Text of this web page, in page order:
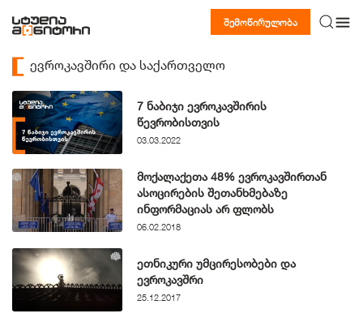
შემოწირულობა
ევროკავშირი და საქართველო
7 ნაბიჯი ევროკავშირის
წევრობისთვის￼
03.03.2022
მოქალაქეთა 48% ევროკავშირთან
ასოცირების შეთანხმებაზე
ინფორმაციას არ ფლობს
06.02.2018
ეთნიკური უმცირესობები და
ევროკავშრი
25.12.2017